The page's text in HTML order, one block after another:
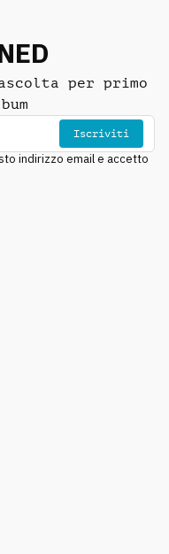
per primo
Iscriviti
indirizzo email e accetto